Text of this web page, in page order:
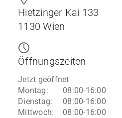
Hietzinger Kai 133
1130 Wien
Öffnungszeiten
Jetzt geöffnet
Montag:
08:00-16:00
Dienstag:
08:00-16:00
Mittwoch:
08:00-16:00